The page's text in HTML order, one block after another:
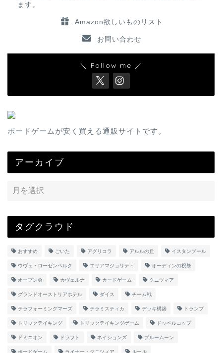
ます。
Amazon欲しいものリスト
お問い合わせ
＼ Follow me ／
ボードゲームが安く買える通販サイトです。
アーカイブ
タグクラウド
おすすめ ごいた アグリコラ アルルの丘 イスタンブール
ウヴェ・ローゼンベルク エリアマジョリティ オーディンの祝祭
オープン会 カヴェルナ カードゲーム クニツィア
グランドオーストリアホテル ダイス チーム戦
テラフォーミングマーズ テラミスティカ デッキ構築 トランプ
トリックテイキング トリックテイキングゲーム ドッペルコップ
ドミニオン ドラフト ネイションズ ブルームーン
ボードゲーム ライナー・クニツィア ルール